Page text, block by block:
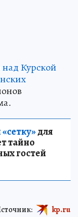
Курской
для
тайно
гостей
kp.ru